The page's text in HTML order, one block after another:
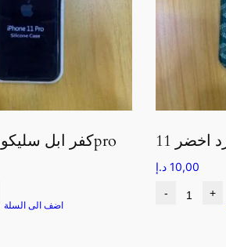
كفر ابل سليكون اسود 11pro
اضف الى السلة
10,00 د.إ
- +